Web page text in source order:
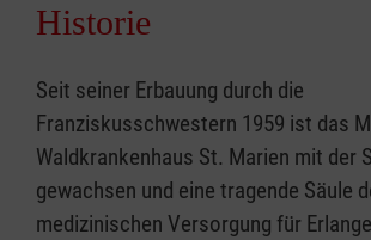
Historie
Seit seiner Erbauung durch die
Franziskusschwestern 1959 ist das
Waldkrankenhaus St. Marien mit der
gewachsen und eine tragende Säule
medizinischen Versorgung für